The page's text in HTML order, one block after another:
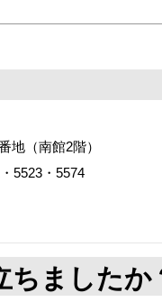
（南館2階）
5523・5574
ちましたか